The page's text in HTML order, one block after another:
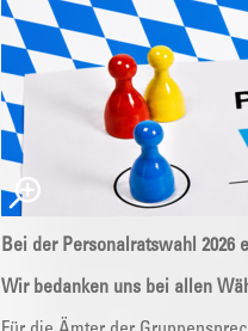
Bei der Personalratswahl 2026
Wir bedanken uns bei allen